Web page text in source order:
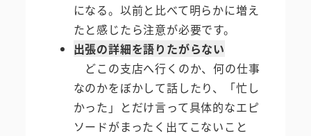
になる。以前と比べて明らかに増え
たと感じたら注意が必要です。
出張の詳細を語りたがらない
どこの支店へ行くのか、何の仕事
なのかをぼかして話したり、「忙し
かった」とだけ言って具体的なエピ
ソードがまったく出てこないこと